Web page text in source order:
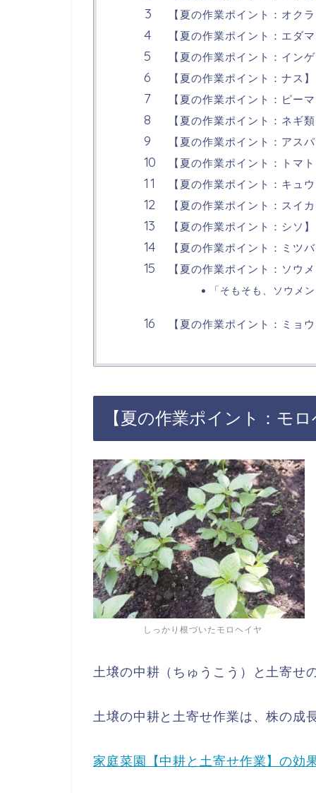
【夏の作業ポイント：オク
【夏の作業ポイント：エダ
【夏の作業ポイント：イン
【夏の作業ポイント：ナス】
【夏の作業ポイント：ピー
【夏の作業ポイント：ネギ
【夏の作業ポイント：アス
【夏の作業ポイント：トマ
【夏の作業ポイント：キュ
【夏の作業ポイント：スイ
【夏の作業ポイント：シソ】
【夏の作業ポイント：ミツ
【夏の作業ポイント：ソウ
「そもそも、ソウメ
【夏の作業ポイント：ミョ
【夏の作業ポイント：モ
しっかり根づいたモロヘイヤ
土壌の中耕（ちゅうこう）と土寄せ
土壌の中耕と土寄せ作業は、株の成
家庭菜園【中耕と土寄せ作業】の効